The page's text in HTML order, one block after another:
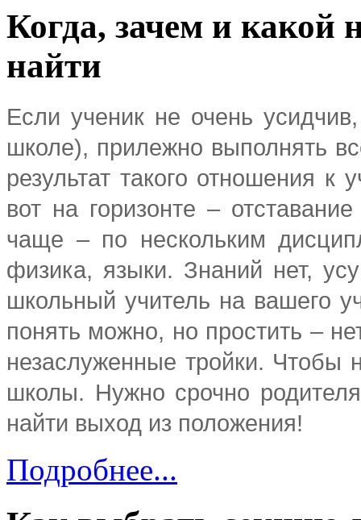
Когда, зачем и какой
найти
Если ученик не очень
школе), прилежно выполнять
результат такого отношения к
вот на горизонте –
чаще – по нескольким
физика, языки. Знаний нет,
школьный учитель на вашего
понять можно, но простить –
незаслуженные тройки. Чтобы
школы. Нужно срочно
найти выход из положения!
Подробнее...